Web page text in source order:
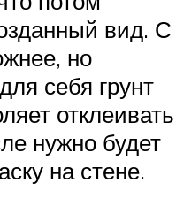
вид. С
но
себя грунт
отклеивать
нужно будет
на стене.